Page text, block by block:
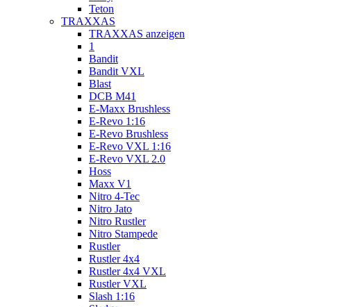
Teton
TRAXXAS
TRAXXAS anzeigen
1
Bandit
Bandit VXL
Blast
DCB M41
E-Maxx Brushless
E-Revo 1:16
E-Revo Brushless
E-Revo VXL 1:16
E-Revo VXL 2.0
Hoss
Maxx V1
Nitro 4-Tec
Nitro Jato
Nitro Rustler
Nitro Stampede
Rustler
Rustler 4x4
Rustler 4x4 VXL
Rustler VXL
Slash 1:16